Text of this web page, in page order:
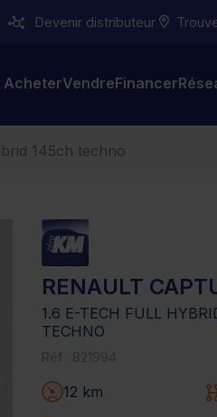
Devenir distributeur
AcheterVendreFinancer
145ch techno
RENAULT
1.6 E-TECH FULL
TECHNO
12 km